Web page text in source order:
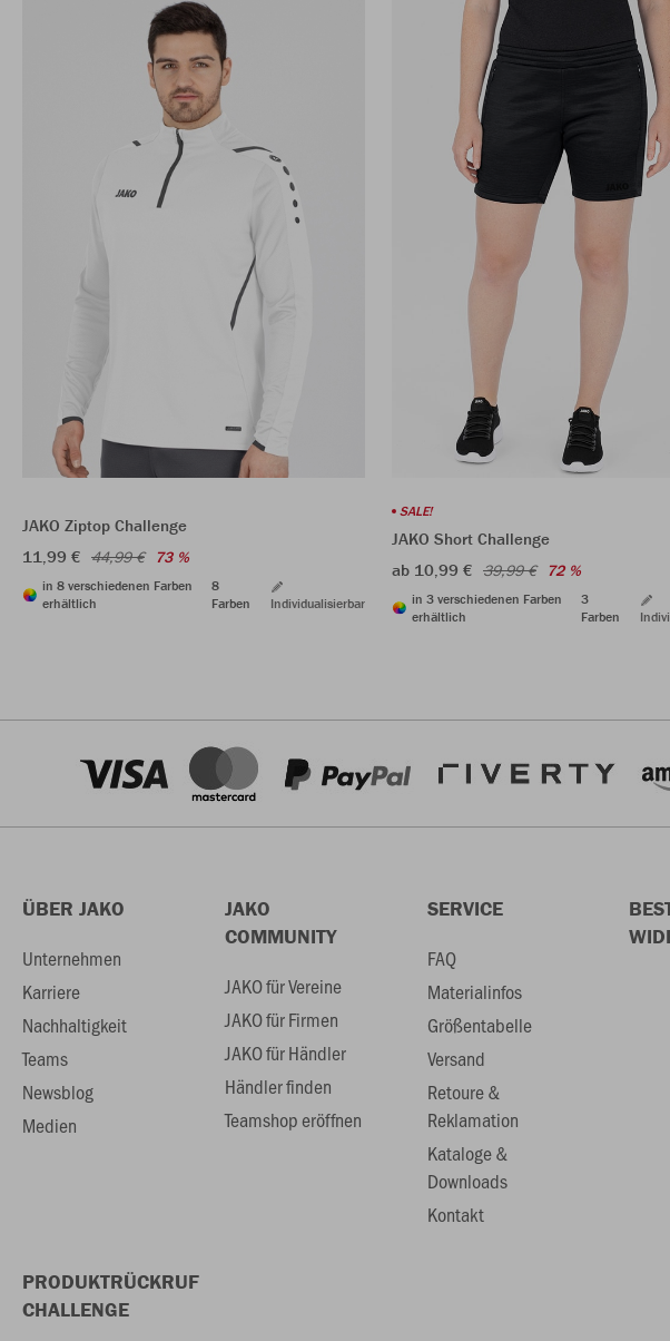
JAKO Ziptop Challenge
11,99 € 44,99 € 73 %
in 8 verschiedenen Farben
erhältlich
8
Farben
Individualisierbar
SALE!
JAKO Short Challenge
ab 10,99 € 39,99 € 72 %
in 3 verschiedenen Farben
erhältlich
3
Farben
ÜBER JAKO
Unternehmen
Karriere
Nachhaltigkeit
Teams
Newsblog
Medien
JAKO
COMMUNITY
JAKO für Vereine
JAKO für Firmen
JAKO für Händler
Händler finden
Teamshop eröffnen
SERVICE
FAQ
Materialinfos
Größentabelle
Versand
Retoure &
Reklamation
Kataloge &
Downloads
Kontakt
PRODUKTRÜCKRUF
CHALLENGE